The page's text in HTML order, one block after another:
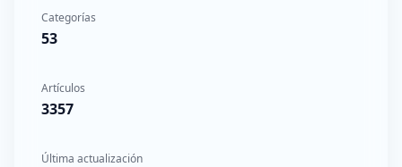
Categorías
53
Artículos
3357
Última actualización